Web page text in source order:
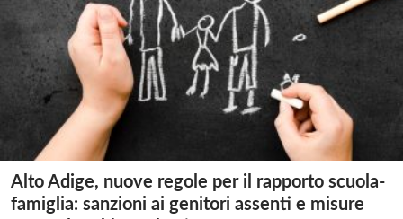
Alto Adige, nuove regole per il rapporto scuola-
famiglia: sanzioni ai genitori assenti e misure